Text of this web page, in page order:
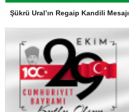
Şükrü Ural’ın Regaip Kandili Mesajı